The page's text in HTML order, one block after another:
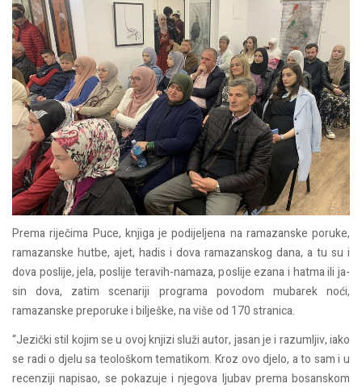
Prema riječima Puce, knjiga je podijeljena na ramazanske poruke,
ramazanske hutbe, ajet, hadis i dova ramazanskog dana, a tu su i
dova poslije, jela, poslije teravih-namaza, poslije ezana i hatma ili ja-
sin dova, zatim scenariji programa povodom mubarek noći,
ramazanske preporuke i bilješke, na više od 170 stranica.
“Jezički stil kojim se u ovoj knjizi služi autor, jasan je i razumljiv, iako
se radi o djelu sa teološkom tematikom. Kroz ovo djelo, a to sam i u
recenziji napisao, se pokazuje i njegova ljubav prema bosanskom